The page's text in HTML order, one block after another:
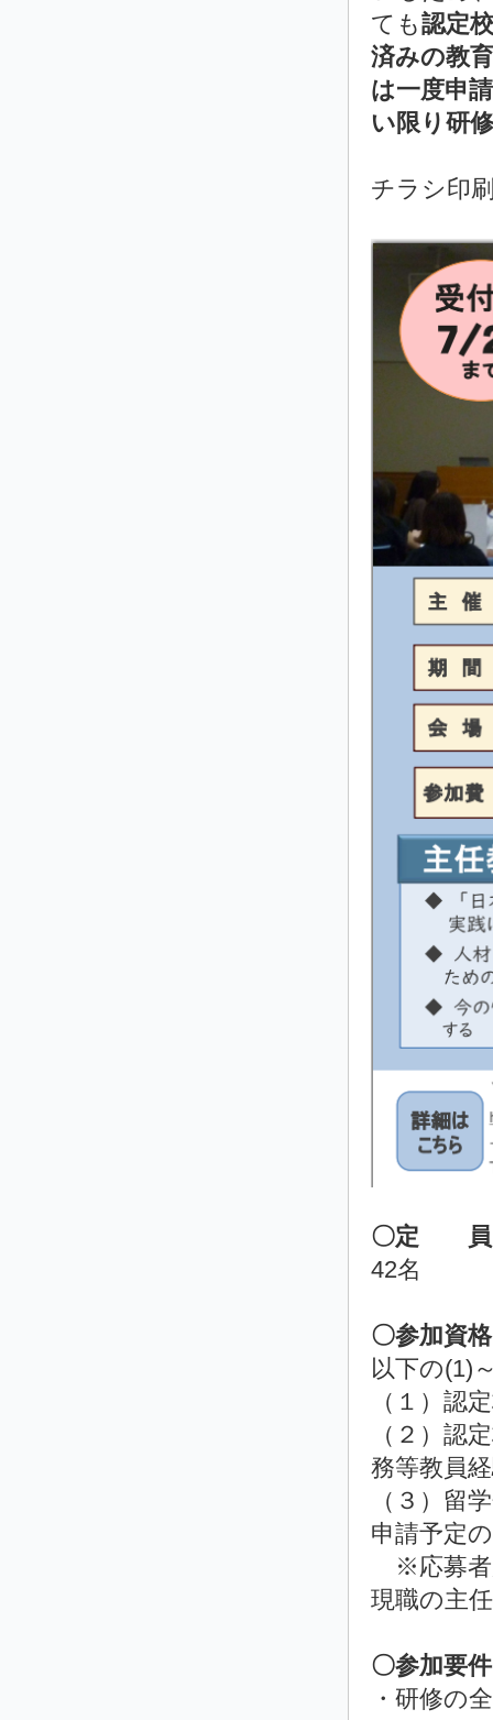
ても認定
済みの教
は一度申
い限り研
チラシ印
〇定 員
42名
〇参加資格
以下の(1)
（１
（２） 認
務等教員
（３） 留
申請予定
※応募者
現職の主
〇参加要件
・研修の